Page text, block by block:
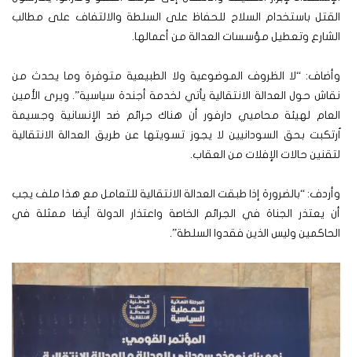
القتل باستخدام السلاح للحفاظ على السلطة والالتفاف على مطالب
الشارع وتعطيل مؤسسات العدالة من أعمالها.
وأضاف: “لا الظروف الموضوعية ولا الطبيعية متوفرة وما يحدث من
نقاش حول العدالة الانتقالية يأتي لخدمة أجندة سياسية”. ويرى الأمين
العام لهيئة محاميي دارفور أن هناك جرائم ضد الإنسانية وجسيمة
اُرتكبت بحق السودانيين لا يجوز تسويتها عن طريق العدالة الانتقالية
لتقنين حالات الإفلات من العقاب.
وأردف: “بالضرورة إذا طبقت العدالة الانتقالية للتعامل مع هذا ملف يجب
أن يعتذر الجناة في الجرائم الخاصة واعتذار الدولة أيضا ممثلة في
الحاكمين وليس الذين فقدوا السلطة”.